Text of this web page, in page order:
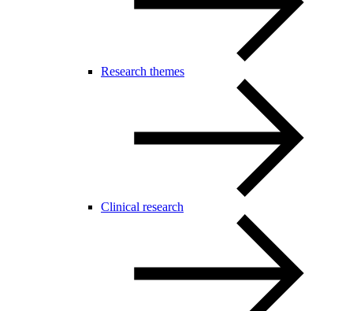
Research themes
Clinical research